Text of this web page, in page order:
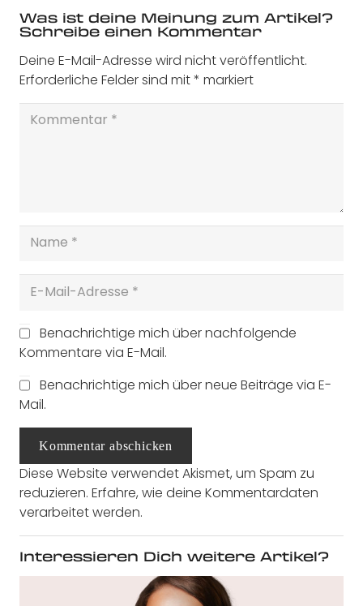
Was ist deine Meinung zum Artikel?
Schreibe einen Kommentar
Deine E-Mail-Adresse wird nicht veröffentlicht.
Erforderliche Felder sind mit* markiert
Benachrichtige mich über nachfolgende
Kommentare via E-Mail.
Benachrichtige mich über neue Beiträge via E-
Mail.
Kommentar abschicken
Diese Website verwendet Akismet, um Spam zu
reduzieren. Erfahre, wie deine Kommentardaten
verarbeitet werden.
Interessieren Dich weitere Artikel?